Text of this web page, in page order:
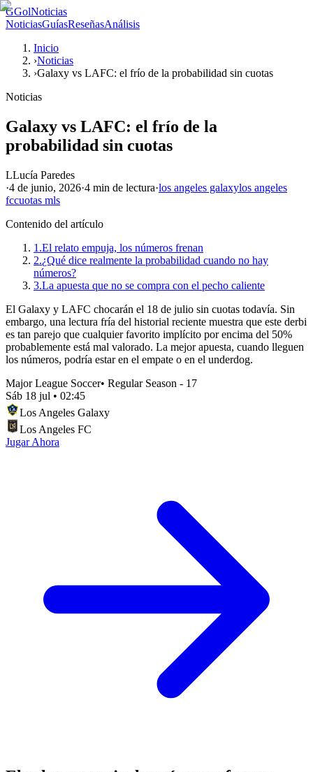
GGolNoticias
NoticiasGuíasReseñasAnálisis
Inicio
›Noticias
›Galaxy vs LAFC: el frío de la probabilidad sin cuotas
Noticias
Galaxy vs LAFC: el frío de la
probabilidad sin cuotas
LLucía Paredes
·4 de junio, 2026·4 min de lectura·los angeles galaxylos angeles
fccuotas mls
Contenido del artículo
1.El relato empuja, los números frenan
2.¿Qué dice realmente la probabilidad cuando no hay
números?
3.La apuesta que no se compra con el pecho caliente
El Galaxy y LAFC chocarán el 18 de julio sin cuotas todavía. Sin
embargo, una lectura fría del historial reciente muestra que este derbi
es tan parejo que cualquier favorito implícito por encima del 50%
probablemente está mal valorado. La mejor apuesta, cuando lleguen
los números, podría estar en el empate o en el underdog.
Major League Soccer• Regular Season - 17
Sáb 18 jul • 02:45
Los Angeles Galaxy
Los Angeles FC
Jugar Ahora